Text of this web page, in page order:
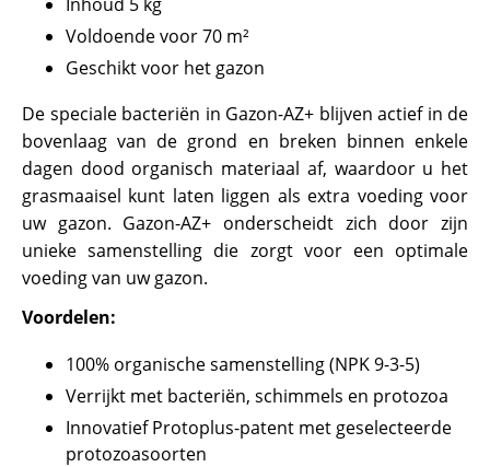
Voldoende voor 70 m²
Geschikt voor het gazon
De speciale bacteriën in Gazon-AZ+ blijven actief in de
bovenlaag van de grond en breken binnen enkele
dagen dood organisch materiaal af, waardoor u het
grasmaaisel kunt laten liggen als extra voeding voor
uw gazon. Gazon-AZ+ onderscheidt zich door zijn
unieke samenstelling die zorgt voor een optimale
voeding van uw gazon.
Voordelen:
100% organische samenstelling (NPK 9-3-5)
Verrijkt met bacteriën, schimmels en protozoa
Innovatief Protoplus-patent met geselecteerde
protozoasoorten